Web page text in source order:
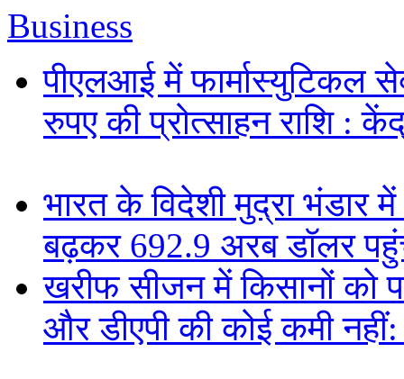
Business
पीएलआई में फार्मास्युटिकल
रुपए की प्रोत्साहन राशि :
भारत के विदेशी मुद्रा भंडार
बढ़कर 692.9 अरब डॉलर
खरीफ सीजन में किसानों को
और डीएपी की कोई कमी